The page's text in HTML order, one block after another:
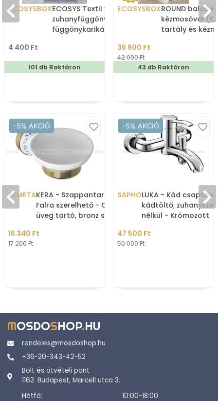
ECOSYSBOXECOSYS Textil varrott
zuhanyfüggöny 12db
függönykarikával
Zuhanyfüggöny textil
4 400 Ft
101 db Raktáron
ECOSYSBOXROUND balos
kézmosóval
tartály és
36 900 Ft
42 000 Ft
43 db Raktáron
-5% AKCIÓ
BEMETAKERA - Szappantartó -
Falra szerelhető - Opál
üveg tartó, bronz színű
16 340 Ft
17 200 Ft
-5% AKCIÓ
SAPHOLUKA - Kád
kádtöltő,
nélkül - Krómozott
47 500 Ft
50 000 Ft
MOSDOSHOP.HU
rendeles@mosdoshop.hu
+36-20-343-42-52
Bolt és átvételi pont
1162. Budapest, Marcell utca 3.
Hétfő:
10:00-18:00